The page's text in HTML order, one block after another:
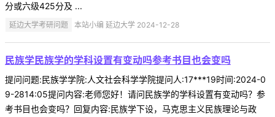
分或六级425分及 ...
延边大学考研问题 本站小编 延边大学 2024-12-28
民族学民族学的学科设置有变动吗参考书目也会变吗
提问问题:民族学学院:人文社会科学学院提问人:17***19时间:2024-0
9-2814:05提问内容:老师您好！请问民族学的学科设置有变动吗？参
考书目也会变吗？回复内容:民族学下设，马克思主义民族理论与政